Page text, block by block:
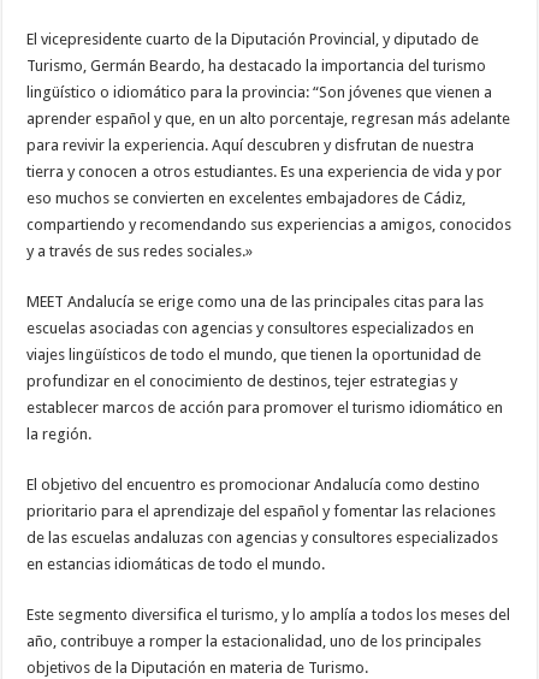
El vicepresidente cuarto de la Diputación Provincial, y diputado de
Turismo, Germán Beardo, ha destacado la importancia del turismo
lingüístico o idiomático para la provincia: “Son jóvenes que vienen a
aprender español y que, en un alto porcentaje, regresan más adelante
para revivir la experiencia. Aquí descubren y disfrutan de nuestra
tierra y conocen a otros estudiantes. Es una experiencia de vida y por
eso muchos se convierten en excelentes embajadores de Cádiz,
compartiendo y recomendando sus experiencias a amigos, conocidos
y a través de sus redes sociales.»
MEET Andalucía se erige como una de las principales citas para las
escuelas asociadas con agencias y consultores especializados en
viajes lingüísticos de todo el mundo, que tienen la oportunidad de
profundizar en el conocimiento de destinos, tejer estrategias y
establecer marcos de acción para promover el turismo idiomático en
la región.
El objetivo del encuentro es promocionar Andalucía como destino
prioritario para el aprendizaje del español y fomentar las relaciones
de las escuelas andaluzas con agencias y consultores especializados
en estancias idiomáticas de todo el mundo.
Este segmento diversifica el turismo, y lo amplía a todos los meses del
año, contribuye a romper la estacionalidad, uno de los principales
objetivos de la Diputación en materia de Turismo.